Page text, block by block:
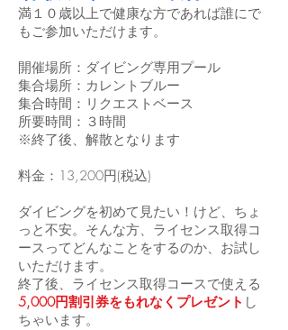
満１０歳以上で健康な方であれば誰にで
もご参加いただけます。
開催場所：ダイビング専用プール
集合場所：カレントブルー
集合時間：リクエストベース
所要時間：３時間
※終了後、解散となります
​料金：13,200円(税込)
ダイビングを初めて見たい！けど、ちょ
っと不安。そんな方、ライセンス取得コ
ースってどんなことをするのか、お試し
いただけます。
​終了後、ライセンス取得コースで使える
5,000円割引券をもれなくプレゼント し
ちゃいます。